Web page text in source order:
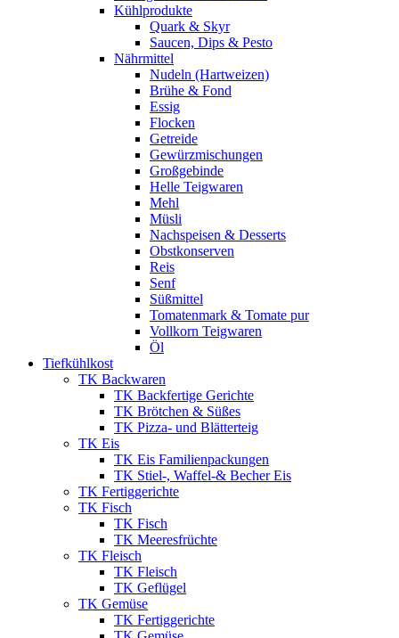
Kühlprodukte
Quark & Skyr
Saucen, Dips & Pesto
Nährmittel
Nudeln (Hartweizen)
Brühe & Fond
Essig
Flocken
Getreide
Gewürzmischungen
Großgebinde
Helle Teigwaren
Mehl
Müsli
Nachspeisen & Desserts
Obstkonserven
Reis
Senf
Süßmittel
Tomatenmark & Tomate pur
Vollkorn Teigwaren
Öl
Tiefkühlkost
TK Backwaren
TK Backfertige Gerichte
TK Brötchen & Süßes
TK Pizza- und Blätterteig
TK Eis
TK Eis Familienpackungen
TK Stiel-, Waffel-& Becher Eis
TK Fertiggerichte
TK Fisch
TK Fisch
TK Meeresfrüchte
TK Fleisch
TK Fleisch
TK Geflügel
TK Gemüse
TK Fertiggerichte